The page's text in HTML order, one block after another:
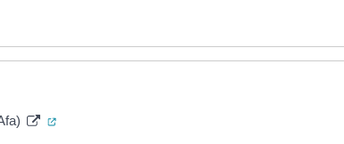
onglet)
(ouverture dans un nouvel onglet)